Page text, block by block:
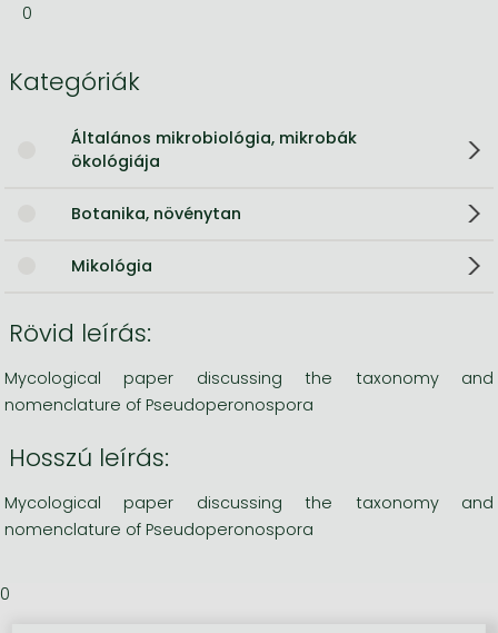
0
Kategóriák
Általános mikrobiológia, mikrobák
ökológiája
Botanika, növénytan
Mikológia
Rövid leírás:
Mycological paper discussing the taxonomy and
nomenclature of Pseudoperonospora
Hosszú leírás:
Mycological paper discussing the taxonomy and
nomenclature of Pseudoperonospora
0